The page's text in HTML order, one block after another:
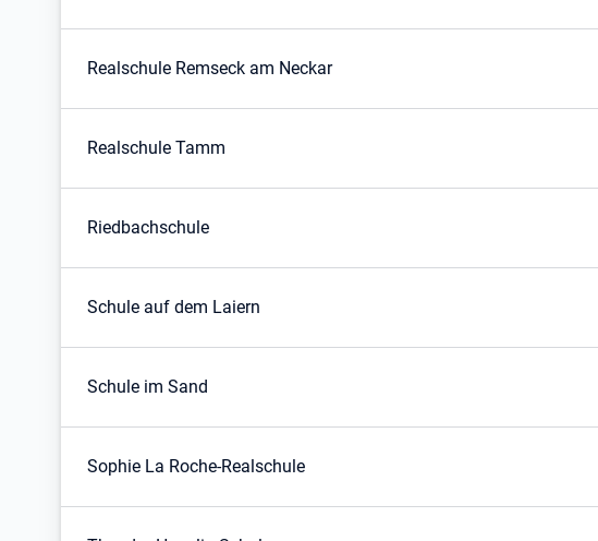
Realschule Remseck am Neckar
Realschule Tamm
Riedbachschule
Schule auf dem Laiern
Schule im Sand
Sophie La Roche-Realschule